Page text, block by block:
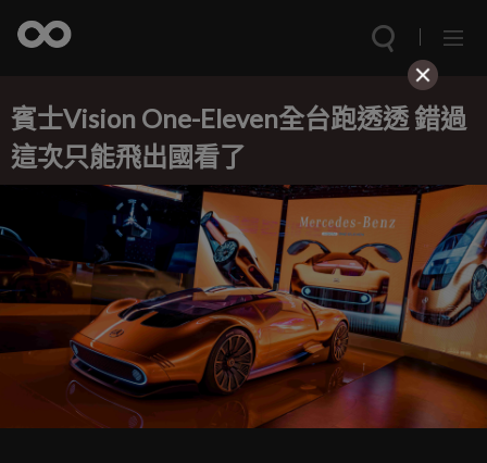
賓士Vision One-Eleven全台跑透透 錯過
這次只能飛出國看了